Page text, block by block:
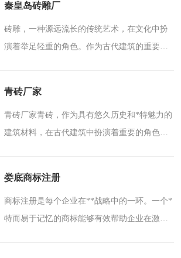
产厂家，我们致力于..
秦皇岛砖雕厂
砖雕，一种源远流长的传统艺术，在文化中扮
演着举足轻重的角色。作为古代建筑的重要装
承着对传统工艺的尊..
青砖厂家
青砖厂家青砖，作为具有悠久历史和*特魅力的
建筑材料，在古代建筑中扮演着重要的角色。
建材有限公司作为..
娄底商标注册
商标注册是每个企业在**战略中的一环。一个*
特而易于记忆的商标能够有效帮助企业在激烈